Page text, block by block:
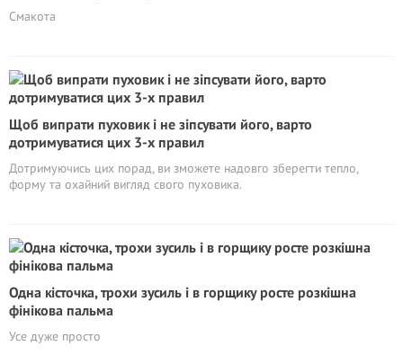
Смакота
Щоб випрати пуховик і не зіпсувати його, варто
дотримуватися цих 3-х правил
Дотримуючись цих порад, ви зможете надовго зберегти тепло,
форму та охайний вигляд свого пуховика.
Одна кісточка, трохи зусиль і в горщику росте розкішна
фінікова пальма
Усе дуже просто